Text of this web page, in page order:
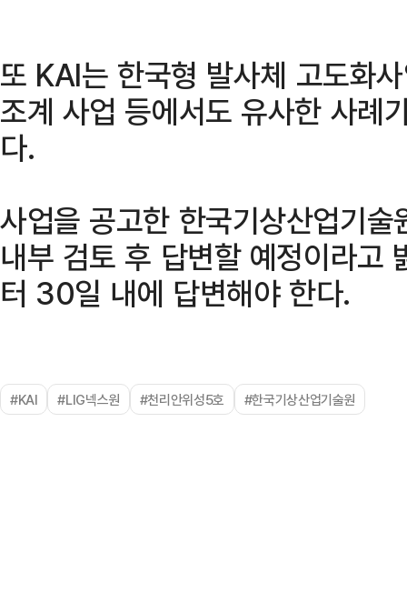
또 KAI는 한국형 발사체 고도화
조계 사업 등에서도 유사한 사례
다.
사업을 공고한 한국기상산업기
내부 검토 후 답변할 예정이라고
터 30일 내에 답변해야 한다.
#KAI #LIG넥스원 #천리안위성5호 #한국기상산업기술원